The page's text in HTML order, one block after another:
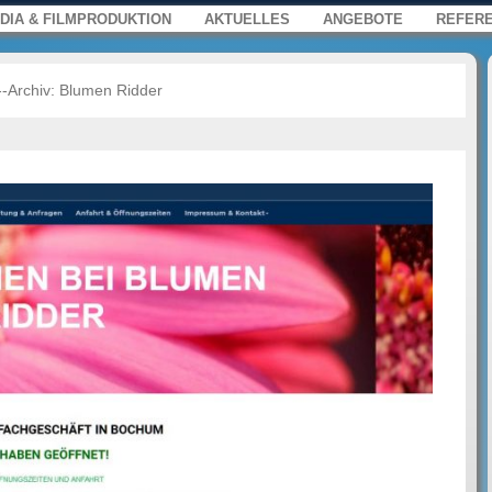
Film und Multimedia für Web,
& FILMPRODUKTION AKTUELLES ANGEBOTE
Archiv: Blumen Ridder